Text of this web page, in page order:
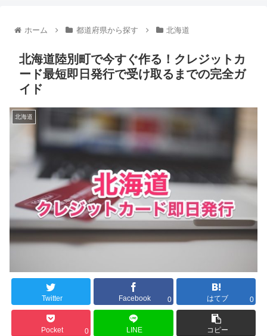
ホーム 都道府県から探す 北海道
北海道陸別町で今すぐ作る！クレジットカ
ード最短即日発行で受け取るまでの完全ガ
イド
北海道
Twitter Facebook 0 はてブ 0
Pocket 0 LINE コピー